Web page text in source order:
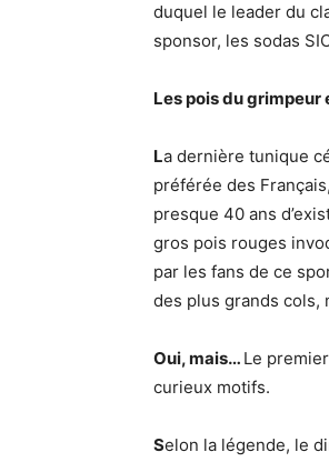
duquel le leader du
sponsor, les sodas
Les pois du grimpeur
La dernière tunique
préférée des
presque 40 ans
gros pois rouges
par les fans de ce
des plus grands cols,
Oui, mais… Le
curieux motifs.
Selon la légende, le